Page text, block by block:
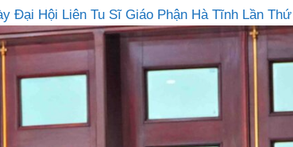
Đại Hội Liên Tu Sĩ Giáo Phận Hà Tĩnh Lần Thứ I